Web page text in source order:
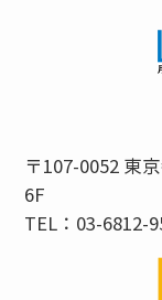
〒107-0052 東
6F
TEL：03-6812-